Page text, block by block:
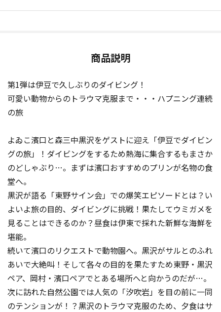
商品説明
第1弾は伊豆で久しぶりのダイビング！
可愛い動物からのトラウマ克服まで・・・ハプニング連続
の旅
よゐこ濱口と森三中黒沢をゲストに迎え「伊豆でダイビン
グの旅」！ダイビングをするため熱海に集合するもまさか
のどしゃぶり…。まずは濱口おすすめのプリンが名物の食
堂へ。
黒沢が語る「東野サイン会」での爆笑エピソードとは？い
よいよ旅の目的、ダイビングに挑戦！果たしてウミガメを
見ることはできるのか？昼食は伊東で採れた新鮮な海鮮を
堪能。
続いて濱口のリクエストで動物園へ。黒沢がサルとのふれ
あいで大絶叫！そして各々の目的を果たすため東野・黒沢
ペア、岡村・濱口ペアでとある場所へと向かうのだが…。
次に訪れた自然公園では人気の「汐吹岩」を目の前に一同
のテンションが！？黒沢のトラウマ克服のため、夕食はサ